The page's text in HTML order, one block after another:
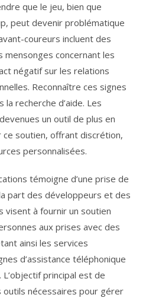
que le jeu, bien que
peut devenir problématique
coureurs incluent des
concernant les
négatif sur les relations
Reconnaître ces signes
recherche d’aide. Les
un outil de plus en
soutien, offrant discrétion,
personnalisées.
témoigne d’une prise de
part des développeurs et des
visent à fournir un soutien
aux prises avec des
ainsi les services
d’assistance téléphonique
principal est de
outils nécessaires pour gérer